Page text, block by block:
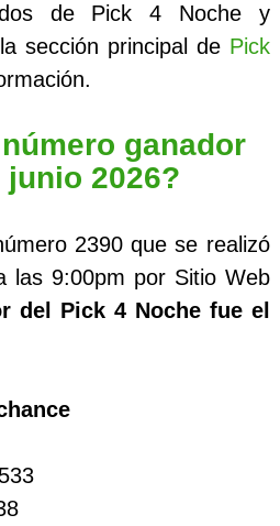
de Pick 4 Noche y
sección principal de Pick
ganador
junio 2026?
2390 que se realizó
las 9:00pm por Sitio Web
del Pick 4 Noche fue el